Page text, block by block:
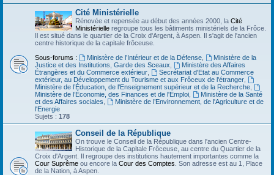
Cité Ministérielle
Rénovée et repensée au début des années 2000, la Cité
Ministérielle regroupe tous les bâtiments ministériels de la Frôce.
Il est situé dans le quartier de la Croix d'Argent, à Aspen. Il s'agit de l'ancien
centre historique de la capitale frôceuse.
Sous-forums :
Ministère de l’Intérieur et de la Défense,
Ministère de la
Justice et des Institutions, Garde des Sceaux
Ministère des Affaires
Étrangères et du Commerce extérieur
Secrétariat d'Etat au Commerce
extérieur, au Développement du Tourisme et aux Frôceux de l'étranger
Ministère de l’Éducation, de l'Enseignement supérieur et de la Recherche
Ministère de l’Économie, des Finances et de l'Emploi
Ministère de la Santé
et des Affaires sociales
Ministère de l’Environnement, de l'Agriculture et de
l'Energie
Sujets : 178
Conseil de la République
On trouve le Conseil de la République dans l'ancien Centre-
Historique de la Capitale Frôceuse, au centre du Quartier de la
Croix d'Argent. Il regroupe des institutions hautement importantes comme la
Cour Suprême ou encore la Cour des Comptes . Son adresse est au 1, Place
de la Nation, à Aspen.